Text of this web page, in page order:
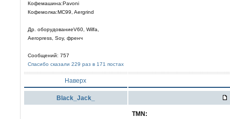
Кофемашина:Pavoni
Кофемолка:MC99, Aergrind
Др. оборудованиеV60, Wilfa,
Aeropress, Soy, френч
Сообщений: 757
Спасибо сказали 229 раз в 171 постах
Наверх
Black_Jack_
TMN: